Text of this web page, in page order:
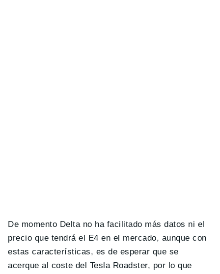
De momento Delta no ha facilitado más datos ni el
precio que tendrá el E4 en el mercado, aunque con
estas características, es de esperar que se
acerque al coste del Tesla Roadster, por lo que